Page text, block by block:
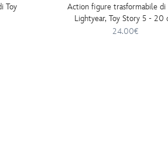
Toy
Action figure trasformabile di
Lightyear, Toy Story 5 - 20
24.00€